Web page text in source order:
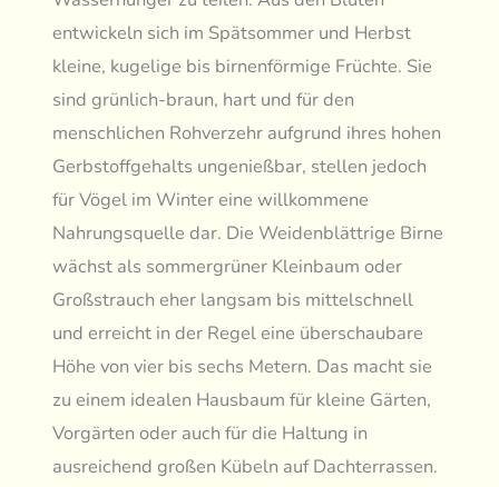
entwickeln sich im Spätsommer und Herbst
kleine, kugelige bis birnenförmige Früchte. Sie
sind grünlich-braun, hart und für den
menschlichen Rohverzehr aufgrund ihres hohen
Gerbstoffgehalts ungenießbar, stellen jedoch
für Vögel im Winter eine willkommene
Nahrungsquelle dar. Die Weidenblättrige Birne
wächst als sommergrüner Kleinbaum oder
Großstrauch eher langsam bis mittelschnell
und erreicht in der Regel eine überschaubare
Höhe von vier bis sechs Metern. Das macht sie
zu einem idealen Hausbaum für kleine Gärten,
Vorgärten oder auch für die Haltung in
ausreichend großen Kübeln auf Dachterrassen.